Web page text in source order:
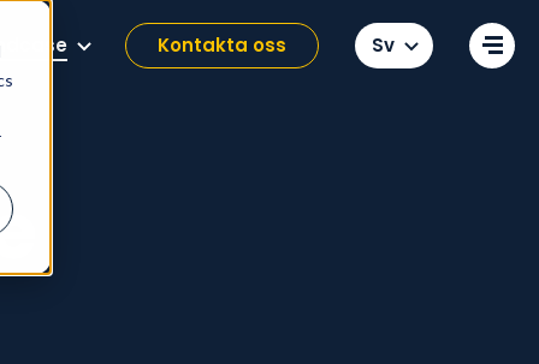
Kontakta oss Change language